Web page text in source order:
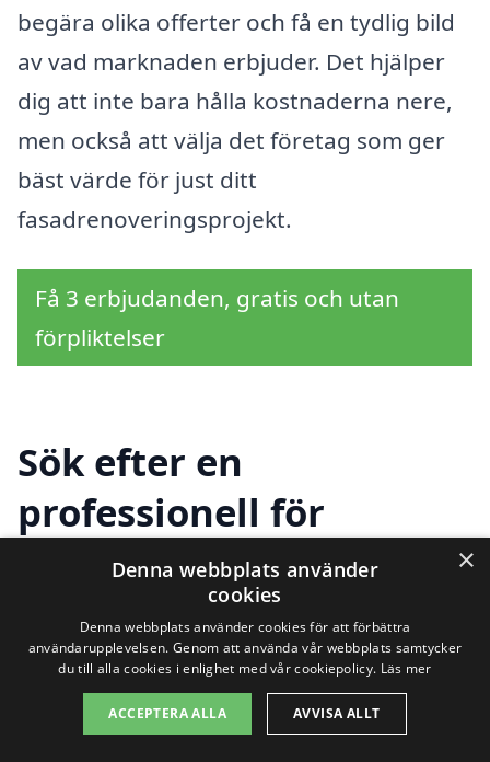
begära olika offerter och få en tydlig bild
av vad marknaden erbjuder. Det hjälper
dig att inte bara hålla kostnaderna nere,
men också att välja det företag som ger
bäst värde för just ditt
fasadrenoveringsprojekt.
Få 3 erbjudanden, gratis och utan
förpliktelser
Sök efter en
professionell för
fasadrenovering i andra
städer nära Skebobruk
Om du letar efter förstklassig
fasadrenovering i Skebobruk, bör du även
×
Denna webbplats använder
cookies
Denna webbplats använder cookies för att förbättra
användarupplevelsen. Genom att använda vår webbplats samtycker
du till alla cookies i enlighet med vår cookiepolicy. Läs mer
ACCEPTERA ALLA AVVISA ALLT